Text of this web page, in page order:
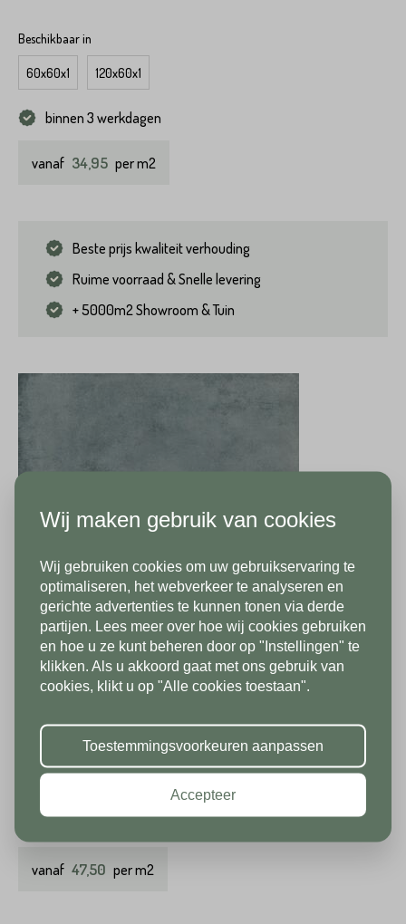
Beschikbaar in
60x60x1 120x60x1
binnen 3 werkdagen
vanaf 34,95 per m2
Beste prijs kwaliteit verhouding
Ruime voorraad & Snelle levering
+ 5000m2 Showroom & Tuin
Canvase tegel 1 cm Avio
Beschikbaar in
60x60
vanaf 47,50 per m2
In verband met onze
vakantiesluiting zijn wij vanaf 1/8
tot en met 9/8 gesloten. Vanaf
10/8 zien we jullie graag weer bij
ons in de showroom. Fijne
vakantie!
Wij maken gebruik van cookies
Wij gebruiken cookies om uw gebruikservaring te
optimaliseren, het webverkeer te analyseren en
gerichte advertenties te kunnen tonen via derde
partijen. Lees meer over hoe wij cookies gebruiken
en hoe u ze kunt beheren door op "Instellingen" te
klikken. Als u akkoord gaat met ons gebruik van
cookies, klikt u op "Alle cookies toestaan".
Toestemmingsvoorkeuren aanpassen
Accepteer